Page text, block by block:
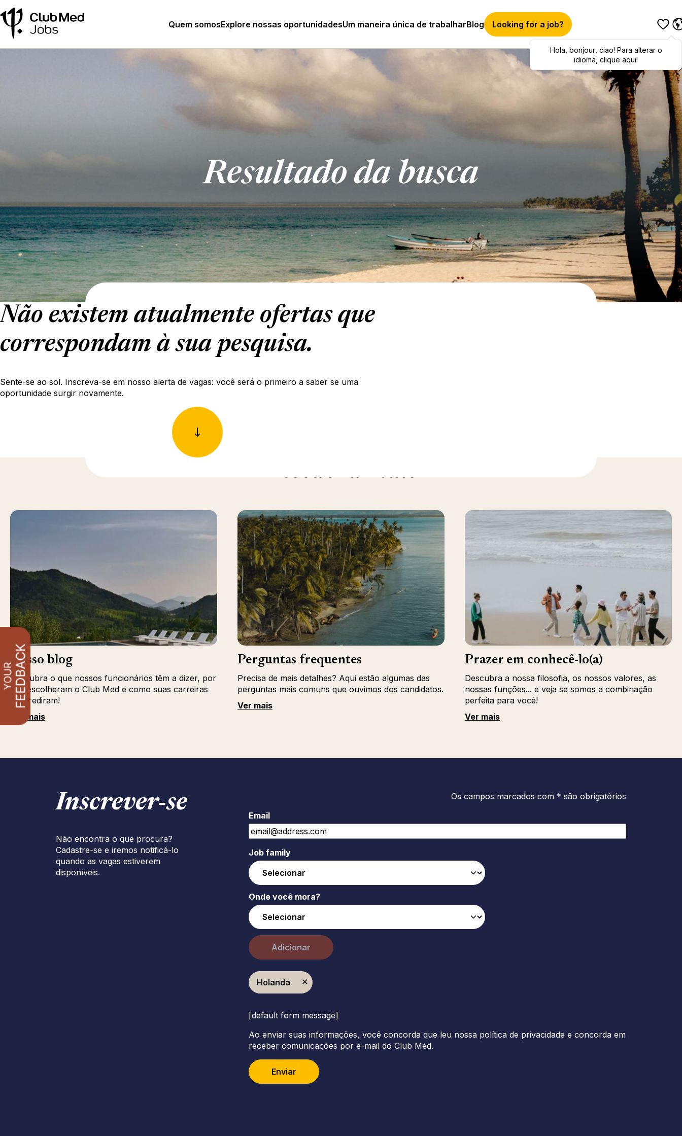
Quem somosExplore nossas oportunidadesUm maneira única de trabalharBlog Looking for a job?
Hola,bonjour,ciao! To switch
languages, click here!
Hola bonjour, ciao! Para alterar o
idioma, clique aqui!
Resultado da busca
Não existem atualmente ofertas que
correspondam à sua pesquisa.
Sente-se ao sol. Inscreva-se em nosso alerta de vagas: você será o primeiro a saber se uma
oportunidade surgir novamente.
Descubra mais
Nosso blog
Descubra o que nossos funcionários têm a dizer, por
que escolheram o Club Med e como suas carreiras
progrediram!
Ver mais
Perguntas frequentes
Precisa de mais detalhes? Aqui estão algumas das
perguntas mais comuns que ouvimos dos candidatos.
Ver mais
Prazer em conhecê-lo(a)
Descubra a nossa filosofia, os nossos valores, as
nossas funções... e veja se somos a combinação
perfeita para você!
Ver mais
Inscrever‑se
Não encontra o que procura?
Cadastre-se e iremos notificá-lo
quando as vagas estiverem
disponíveis.
Os campos marcados com * são obrigatórios
Email
Job family
Onde você mora?
Adicionar
Holanda
[default form message]
Ao enviar suas informações, você concorda que leu nossa política de privacidade e concorda em
receber comunicações por e-mail do Club Med.
Enviar